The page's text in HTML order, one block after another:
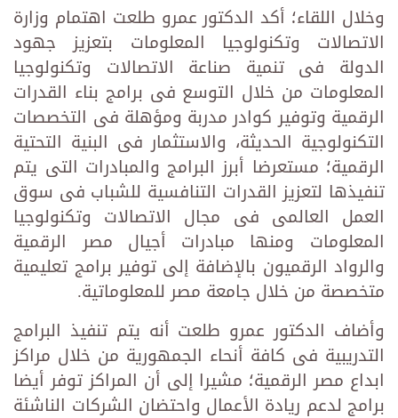
وخلال اللقاء؛ أكد الدكتور عمرو طلعت اهتمام وزارة
الاتصالات وتكنولوجيا المعلومات بتعزيز جهود
الدولة فى تنمية صناعة الاتصالات وتكنولوجيا
المعلومات من خلال التوسع فى برامج بناء القدرات
الرقمية وتوفير كوادر مدربة ومؤهلة فى التخصصات
التكنولوجية الحديثة، والاستثمار فى البنية التحتية
الرقمية؛ مستعرضا أبرز البرامج والمبادرات التى يتم
تنفيذها لتعزيز القدرات التنافسية للشباب فى سوق
العمل العالمى فى مجال الاتصالات وتكنولوجيا
المعلومات ومنها مبادرات أجيال مصر الرقمية
والرواد الرقميون بالإضافة إلى توفير برامج تعليمية
متخصصة من خلال جامعة مصر للمعلوماتية.
وأضاف الدكتور عمرو طلعت أنه يتم تنفيذ البرامج
التدريبية فى كافة أنحاء الجمهورية من خلال مراكز
ابداع مصر الرقمية؛ مشيرا إلى أن المراكز توفر أيضا
برامج لدعم ريادة الأعمال واحتضان الشركات الناشئة